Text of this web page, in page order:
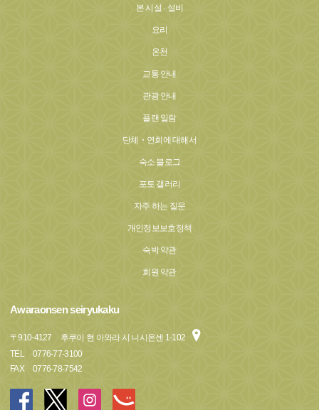
본 시설 · 설비
요리
온천
교통 안내
관광 안내
플랜 일람
단체・연회에 대해서
숙소 블로그
포토 갤러리
자주 하는 질문
개인정보보호정책
숙박 약관
회원 약관
Awaraonsen seiryukaku
〒910-4127
후쿠이 현 아와라 시 니시온센 1-102
TEL
0776-77-3100
FAX
0776-78-7542